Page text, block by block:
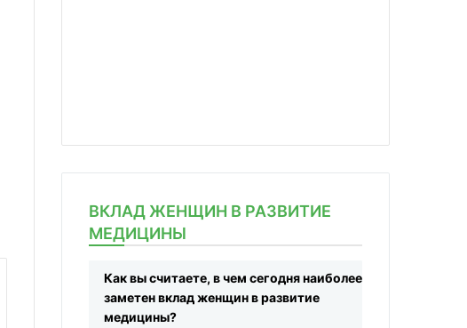
ВКЛАД ЖЕНЩИН В РАЗВИТИЕ
МЕДИЦИНЫ
Как вы считаете, в чем сегодня наиболее
заметен вклад женщин в развитие
медицины?